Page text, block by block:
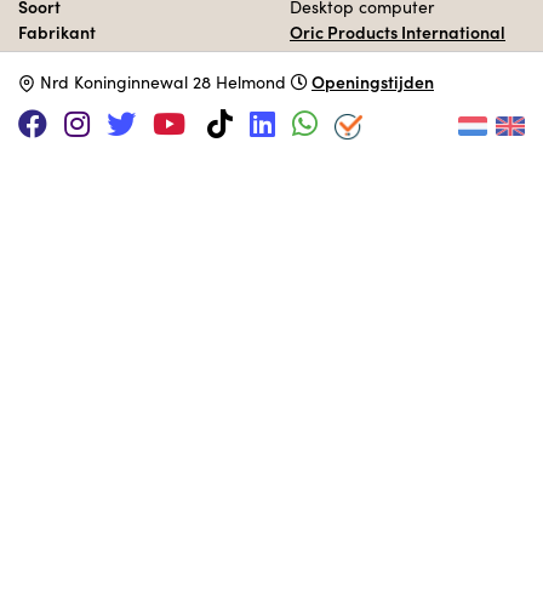
Soort Desktop computer
Fabrikant
Oric Products International
Ltd
Releasedatum
Februari 1984
Processor 6502A
Geheugen 16kB / 48kB
Nrd Koninginnewal 28 Helmond Openingstijden